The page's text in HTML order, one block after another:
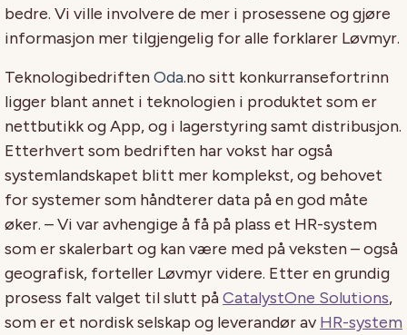
bedre. Vi ville involvere de mer i prosessene og gjøre
informasjon mer tilgjengelig for alle forklarer Løvmyr.
TeknologibedriftenOda.no sitt konkurransefortrinn
ligger blant annet i teknologien i produktet som er
nettbutikk og App, og i lagerstyring samt distribusjon.
Etterhvert som bedriften har vokst har også
systemlandskapet blitt mer komplekst, og behovet
for systemer som håndterer data på en god måte
øker. – Vi var avhengige å få på plass et HR-system
som er skalerbart og kan være med på veksten – også
geografisk, forteller Løvmyr videre. Etter en grundig
prosess falt valget til slutt påCatalystOne Solutions,
som er et nordisk selskap og leverandør av HR-system